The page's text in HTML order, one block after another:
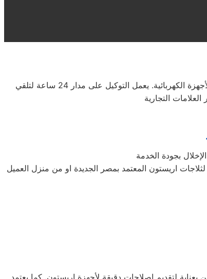
في صيانة ثلاجات اريستون مصر الجديدة، نقدم خدمات مميزة تشمل شرح مميزات الأجهزة للعملاء وتوفير فريق فني مدرب لصيانة مختلف الأجهزة الكهربائية. يعمل التوكيل على مدار 24 ساعة لتلقي
لتقديم إصلاحات دقيقة لأجهزة اريستون. كما يعتمد